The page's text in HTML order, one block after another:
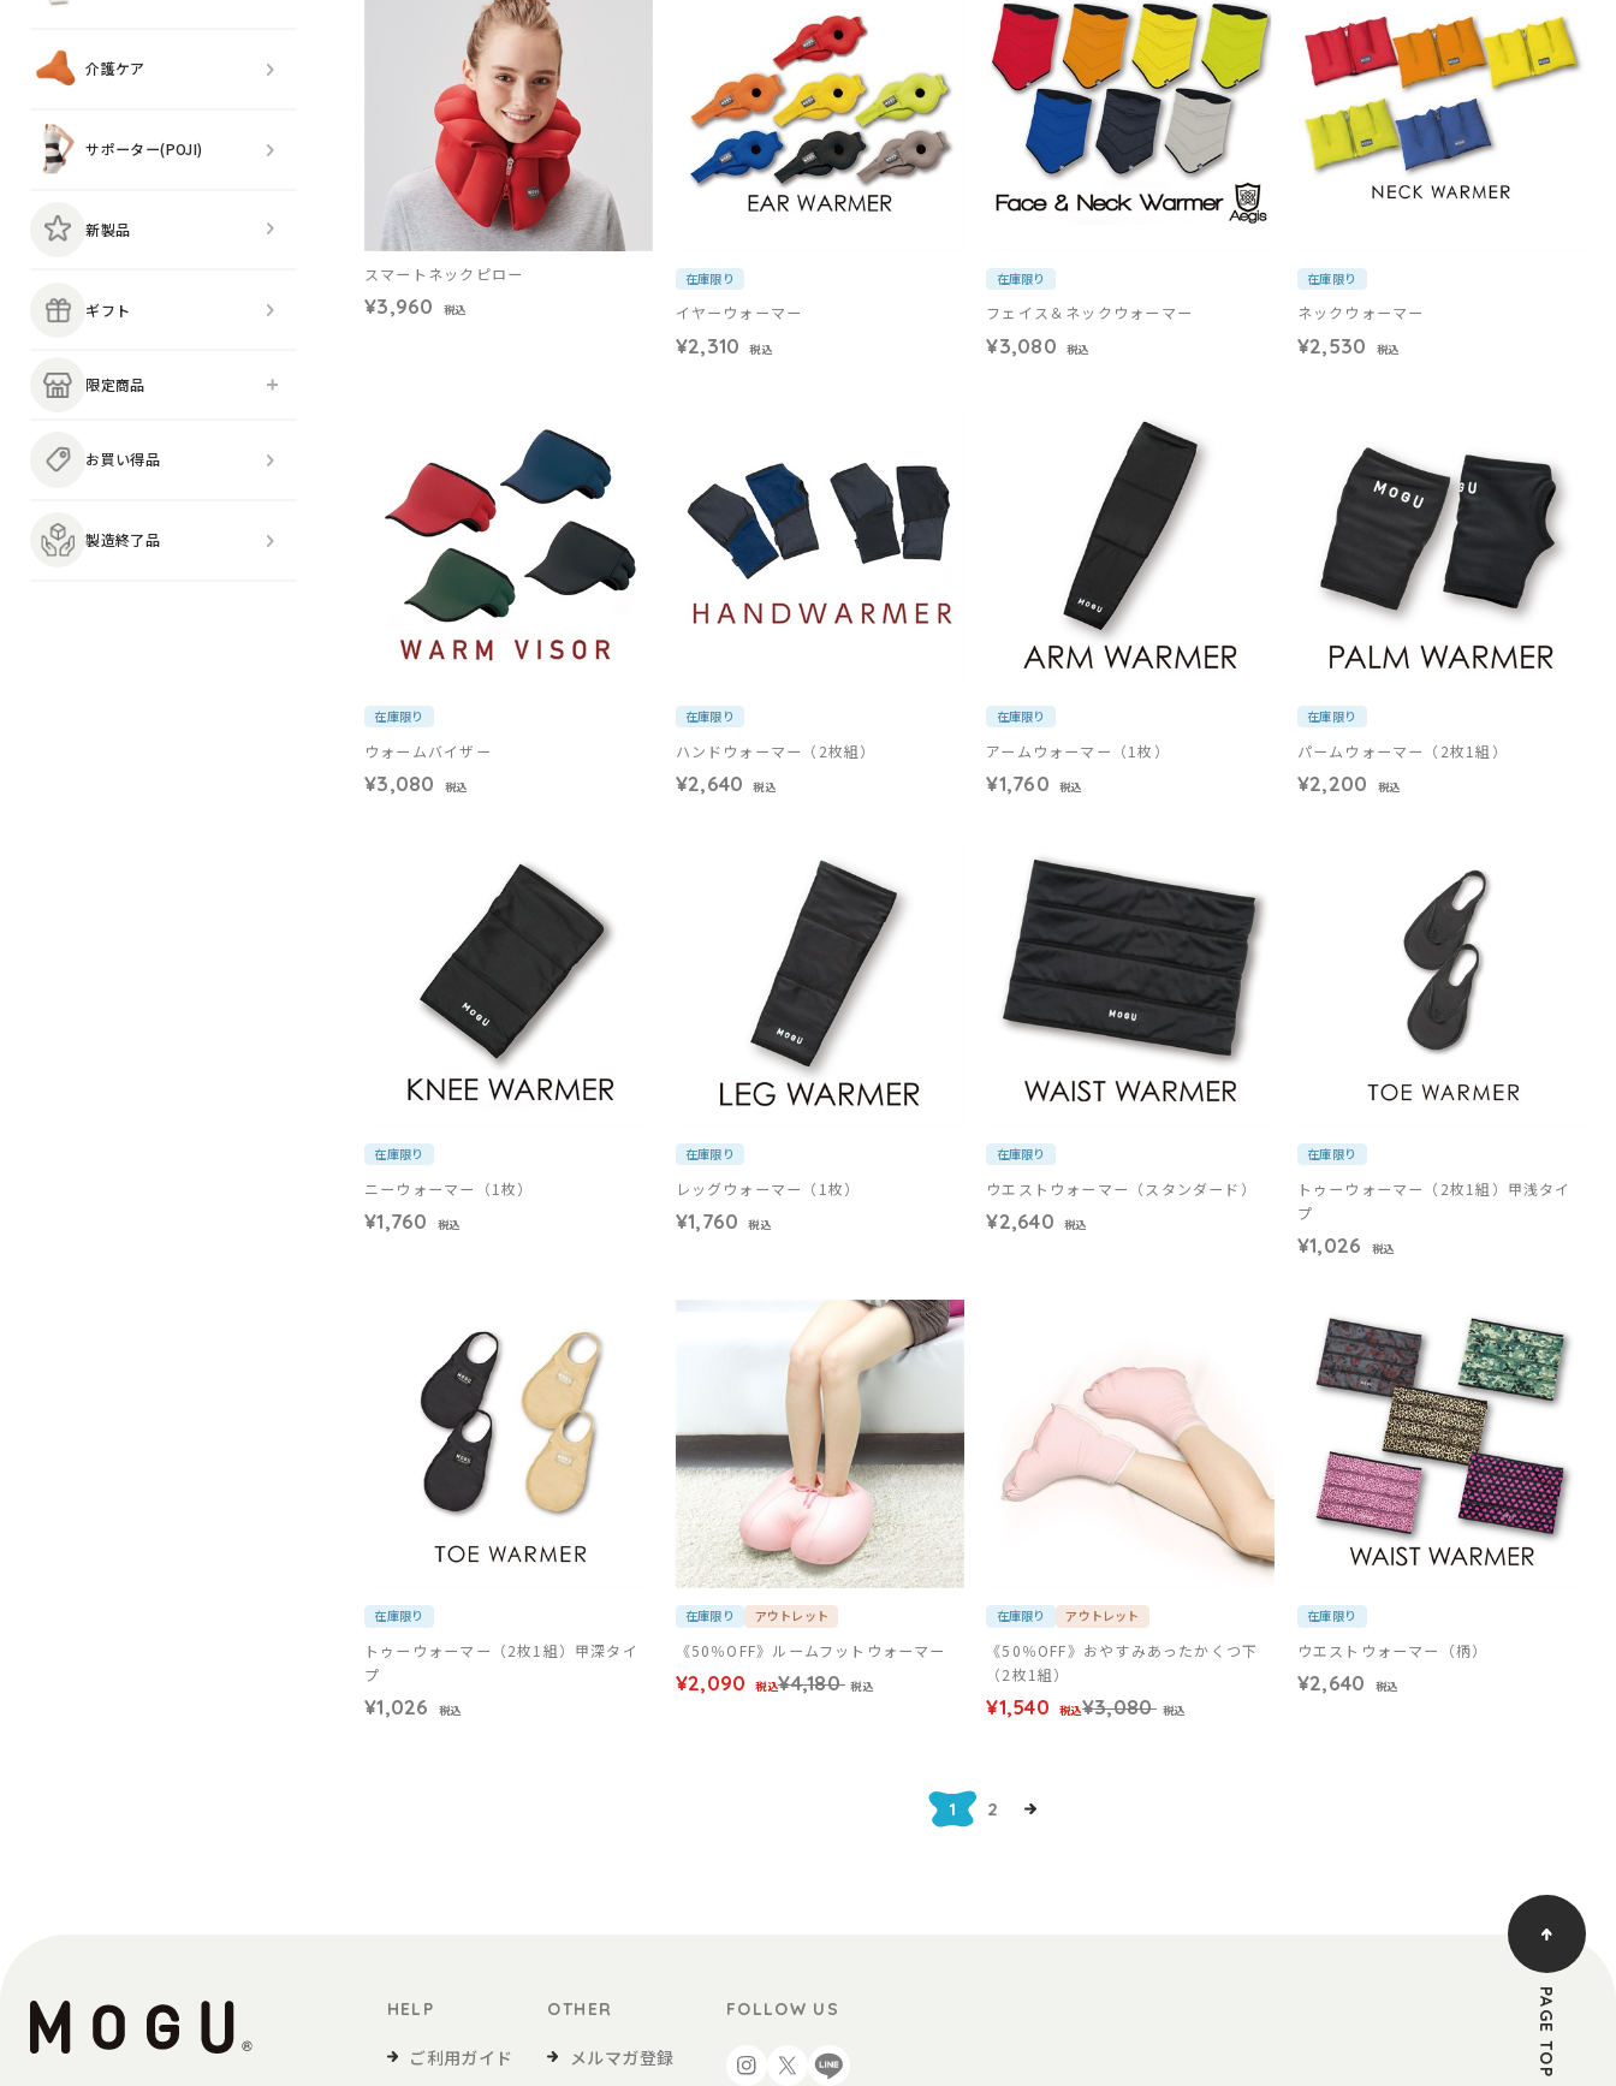
スマートネックピロー
¥3,960 税込
在庫限り
イヤーウォーマー
¥2,310 税込
在庫限り
フェイス＆ネックウォーマー
¥3,080 税込
在庫限り
ネックウォーマー
¥2,530 税込
在庫限り
ウォームバイザー
¥3,080 税込
在庫限り
ハンドウォーマー（2枚組）
¥2,640 税込
在庫限り
アームウォーマー（1枚）
¥1,760 税込
在庫限り
パームウォーマー（2枚1組）
¥2,200 税込
在庫限り
ニーウォーマー（1枚）
¥1,760 税込
在庫限り
レッグウォーマー（1枚）
¥1,760 税込
在庫限り
ウエストウォーマー（スタンダード）
¥2,640 税込
在庫限り
トゥーウォーマー（2枚1組）甲浅タイ
プ
¥1,026 税込
在庫限り
トゥーウォーマー（2枚1組）甲深タイ
プ
¥1,026 税込
在庫限り アウトレット
《50％OFF》ルームフットウォーマー
¥2,090 税込¥4,180 税込
在庫限り アウトレット
《50％OFF》おやすみあったかくつ下
（2枚1組）
¥1,540 税込¥3,080 税込
在庫限り
ウエストウォーマー（柄）
¥2,640 税込
1 2
介護ケア
サポーター(POJI)
新製品
ギフト
限定商品
お買い得品
製造終了品
HELP
ご利用ガイド
OTHER
メルマガ登録
FOLLOW US PAGE TOP